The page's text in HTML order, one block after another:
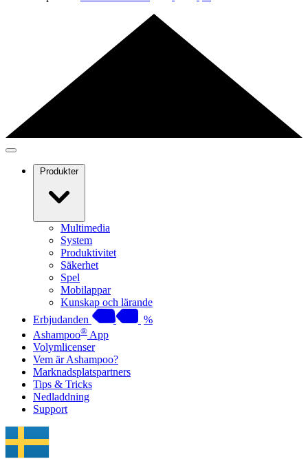
Produkter
Multimedia
System
Produktivitet
Säkerhet
Spel
Mobilappar
Kunskap och lärande
Erbjudanden
%
Ashampoo® App
Volymlicenser
Vem är Ashampoo?
Marknadsplatspartners
Tips & Tricks
Nedladdning
Support